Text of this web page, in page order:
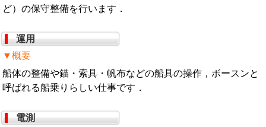
ど）の保守整備を行います．
運用
▼概要
船体の整備や錨・索具・帆布などの船具の操作，ボースンと
呼ばれる船乗りらしい仕事です．
電測